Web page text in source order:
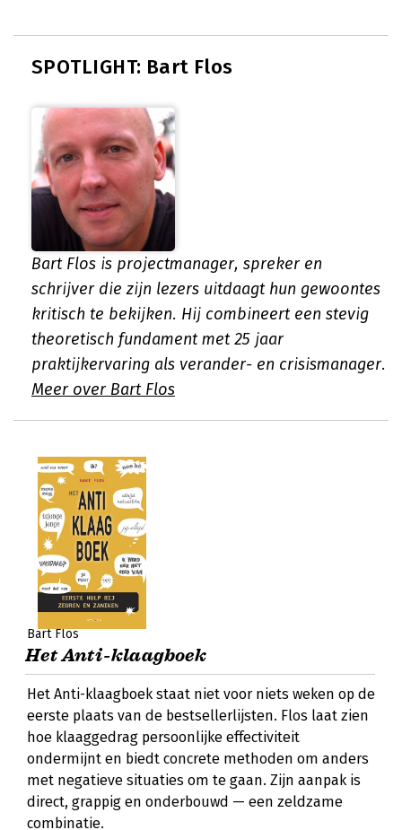
SPOTLIGHT: Bart Flos
Bart Flos is projectmanager, spreker en
schrijver die zijn lezers uitdaagt hun gewoontes
kritisch te bekijken. Hij combineert een stevig
theoretisch fundament met 25 jaar
praktijkervaring als verander- en crisismanager.
Meer over Bart Flos
Bart Flos
Het Anti-klaagboek
Het Anti-klaagboek staat niet voor niets weken op de
eerste plaats van de bestsellerlijsten. Flos laat zien
hoe klaaggedrag persoonlijke effectiviteit
ondermijnt en biedt concrete methoden om anders
met negatieve situaties om te gaan. Zijn aanpak is
direct, grappig en onderbouwd — een zeldzame
combinatie.